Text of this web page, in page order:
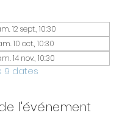
12 sept., 10:30
10 oct., 10:30
14 nov., 10:30
9 dates
l'événement